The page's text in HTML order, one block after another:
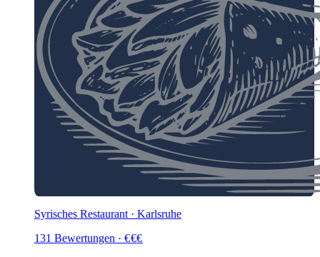
Syrisches Restaurant · Karlsruhe
131 Bewertungen · €€€